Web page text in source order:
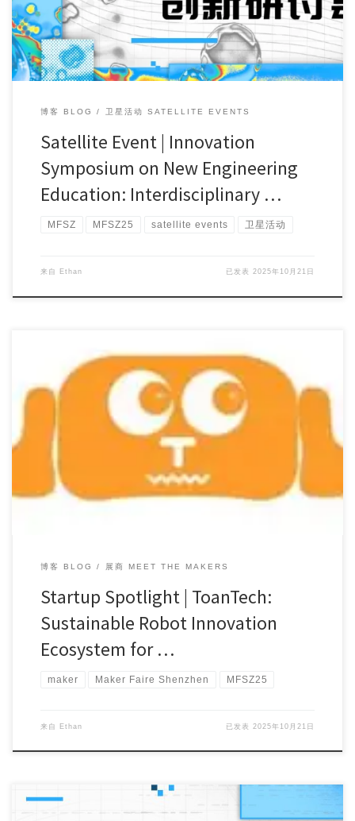
博客 BLOG 卫星活动 SATELLITE EVENTS
Satellite Event | Innovation
Symposium on New Engineering
Education: Interdisciplinary …
MFSZ MFSZ25 satellite events 卫星活动
来自 Ethan 已发表2025年10月21日
Time flies, Maker Faire Shenzhen has now reached i […]
博客 BLOG 展商 MEET THE MAKERS
Startup Spotlight | ToanTech:
Sustainable Robot Innovation
Ecosystem for …
maker Maker Faire Shenzhen MFSZ25
来自 Ethan 已发表 2025年10月21日